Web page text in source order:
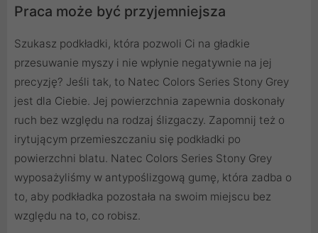
Praca może być przyjemniejsza
Szukasz podkładki, która pozwoli Ci na gładkie
przesuwanie myszy i nie wpłynie negatywnie na jej
precyzję? Jeśli tak, to Natec Colors Series Stony Grey
jest dla Ciebie. Jej powierzchnia zapewnia doskonały
ruch bez względu na rodzaj ślizgaczy. Zapomnij też o
irytującym przemieszczaniu się podkładki po
powierzchni blatu. Natec Colors Series Stony Grey
wyposażyliśmy w antypoślizgową gumę, która zadba o
to, aby podkładka pozostała na swoim miejscu bez
względu na to, co robisz.